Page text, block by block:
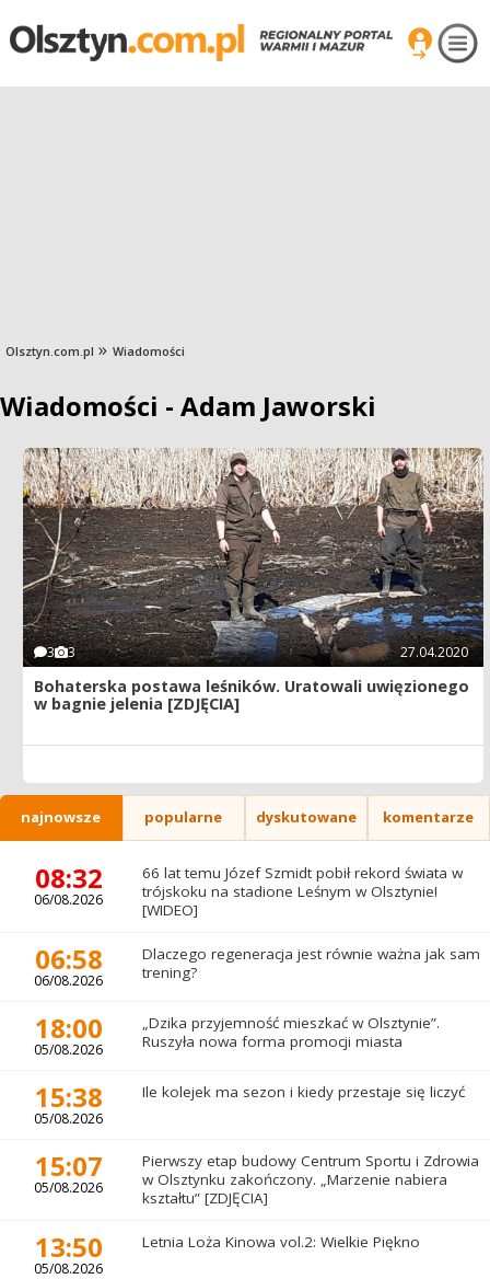
Olsztyn.com.pl Wiadomości
Wiadomości - Adam Jaworski
3 3 27.04.2020
Bohaterska postawa leśników. Uratowali uwięzionego
w bagnie jelenia [ZDJĘCIA]
najnowsze popularne dyskutowane komentarze
08:32
06/08.2026
66 lat temu Józef Szmidt pobił rekord świata w
trójskoku na stadione Leśnym w Olsztynie!
[WIDEO]
06:58
06/08.2026
Dlaczego regeneracja jest równie ważna jak sam
trening?
18:00
05/08.2026
„Dzika przyjemność mieszkać w Olsztynie”.
Ruszyła nowa forma promocji miasta
15:38
05/08.2026
Ile kolejek ma sezon i kiedy przestaje się liczyć
15:07
05/08.2026
Pierwszy etap budowy Centrum Sportu i Zdrowia
w Olsztynku zakończony. „Marzenie nabiera
kształtu” [ZDJĘCIA]
13:50
05/08.2026
Letnia Loża Kinowa vol.2: Wielkie Piękno